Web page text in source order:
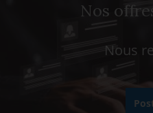
Nos
Nous